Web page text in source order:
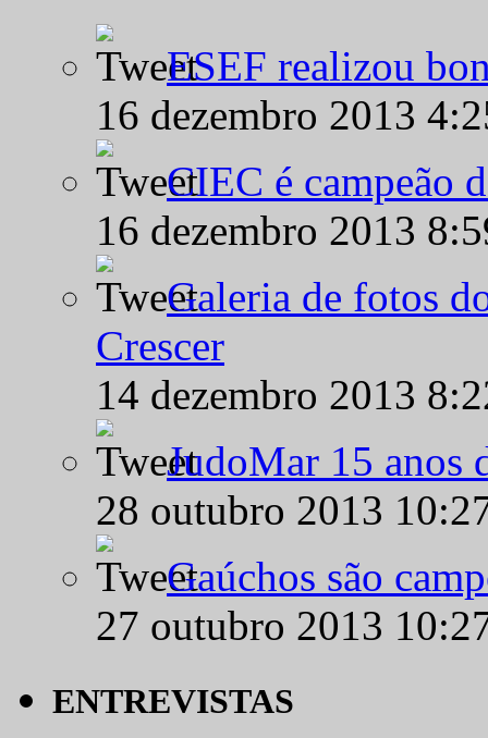
ESEF realizou
16 dezembro 2013
CIEC é campeão
16 dezembro 2013
Galeria de fotos
Crescer
14 dezembro 2013
JudoMar 15 anos
28 outubro 2013
Gaúchos são
27 outubro 2013
ENTREVISTAS